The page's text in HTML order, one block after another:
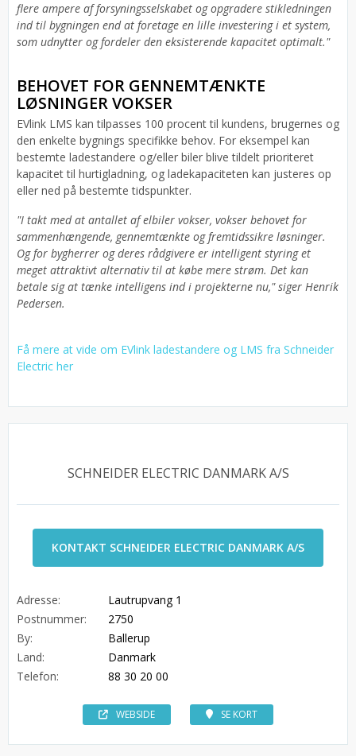
flere ampere af forsyningsselskabet og opgradere stikledningen
ind til bygningen end at foretage en lille investering i et system,
som udnytter og fordeler den eksisterende kapacitet optimalt."
BEHOVET FOR GENNEMTÆNKTE
LØSNINGER VOKSER
EVlink LMS kan tilpasses 100 procent til kundens, brugernes og
den enkelte bygnings specifikke behov. For eksempel kan
bestemte ladestandere og/eller biler blive tildelt prioriteret
kapacitet til hurtigladning, og ladekapaciteten kan justeres op
eller ned på bestemte tidspunkter.
"I takt med at antallet af elbiler vokser, vokser behovet for
sammenhængende, gennemtænkte og fremtidssikre løsninger.
Og for bygherrer og deres rådgivere er intelligent styring et
meget attraktivt alternativ til at købe mere strøm. Det kan
betale sig at tænke intelligens ind i projekterne nu," siger Henrik
Pedersen.
Få mere at vide om EVlink ladestandere og LMS fra Schneider
Electric her
SCHNEIDER ELECTRIC DANMARK A/S
KONTAKT SCHNEIDER ELECTRIC DANMARK A/S
Adresse:
Lautrupvang 1
Postnummer:
2750
By:
Ballerup
Land:
Danmark
Telefon:
88 30 20 00
WEBSIDE SE KORT